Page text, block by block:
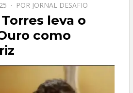
POR JORNAL DESAFIO
leva o
como